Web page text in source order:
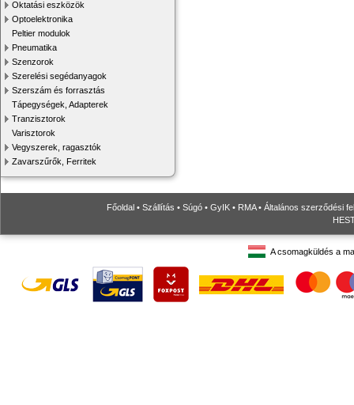
Oktatási eszközök
Optoelektronika
Peltier modulok
Pneumatika
Szenzorok
Szerelési segédanyagok
Szerszám és forrasztás
Tápegységek, Adapterek
Tranzisztorok
Varisztorok
Vegyszerek, ragasztók
Zavarszűrők, Ferritek
Főoldal • Szállítás • Súgó • GyIK • RMA• Általános szerződési
A csomagküldés a